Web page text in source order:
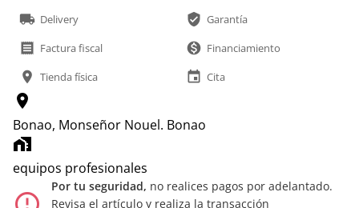
local_shipping Delivery verified_user Garantía
receipt Factura fiscal monetization_on Financiamiento
location_on Tienda física event Cita
location_on
Bonao, Monseñor Nouel. Bonao
home_work
equipos profesionales
Por tu seguridad, no realices pagos por adelantado.
Revisa el artículo y realiza la transacción